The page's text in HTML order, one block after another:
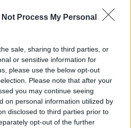
Not Process My Personal
sale, sharing to third parties, or
or sensitive information for
please use the below opt-out
Please note that after your
you may continue seeing
on personal information utilized by
disclosed to third parties prior to
opt-out of the further
e creative livree: tra gli
ci sono la vettura diMick
Green Day su SiriusXM e
Palouin collaborazione
scelte raccontano storie
colore alla griglia,
mediatico dell’evento.